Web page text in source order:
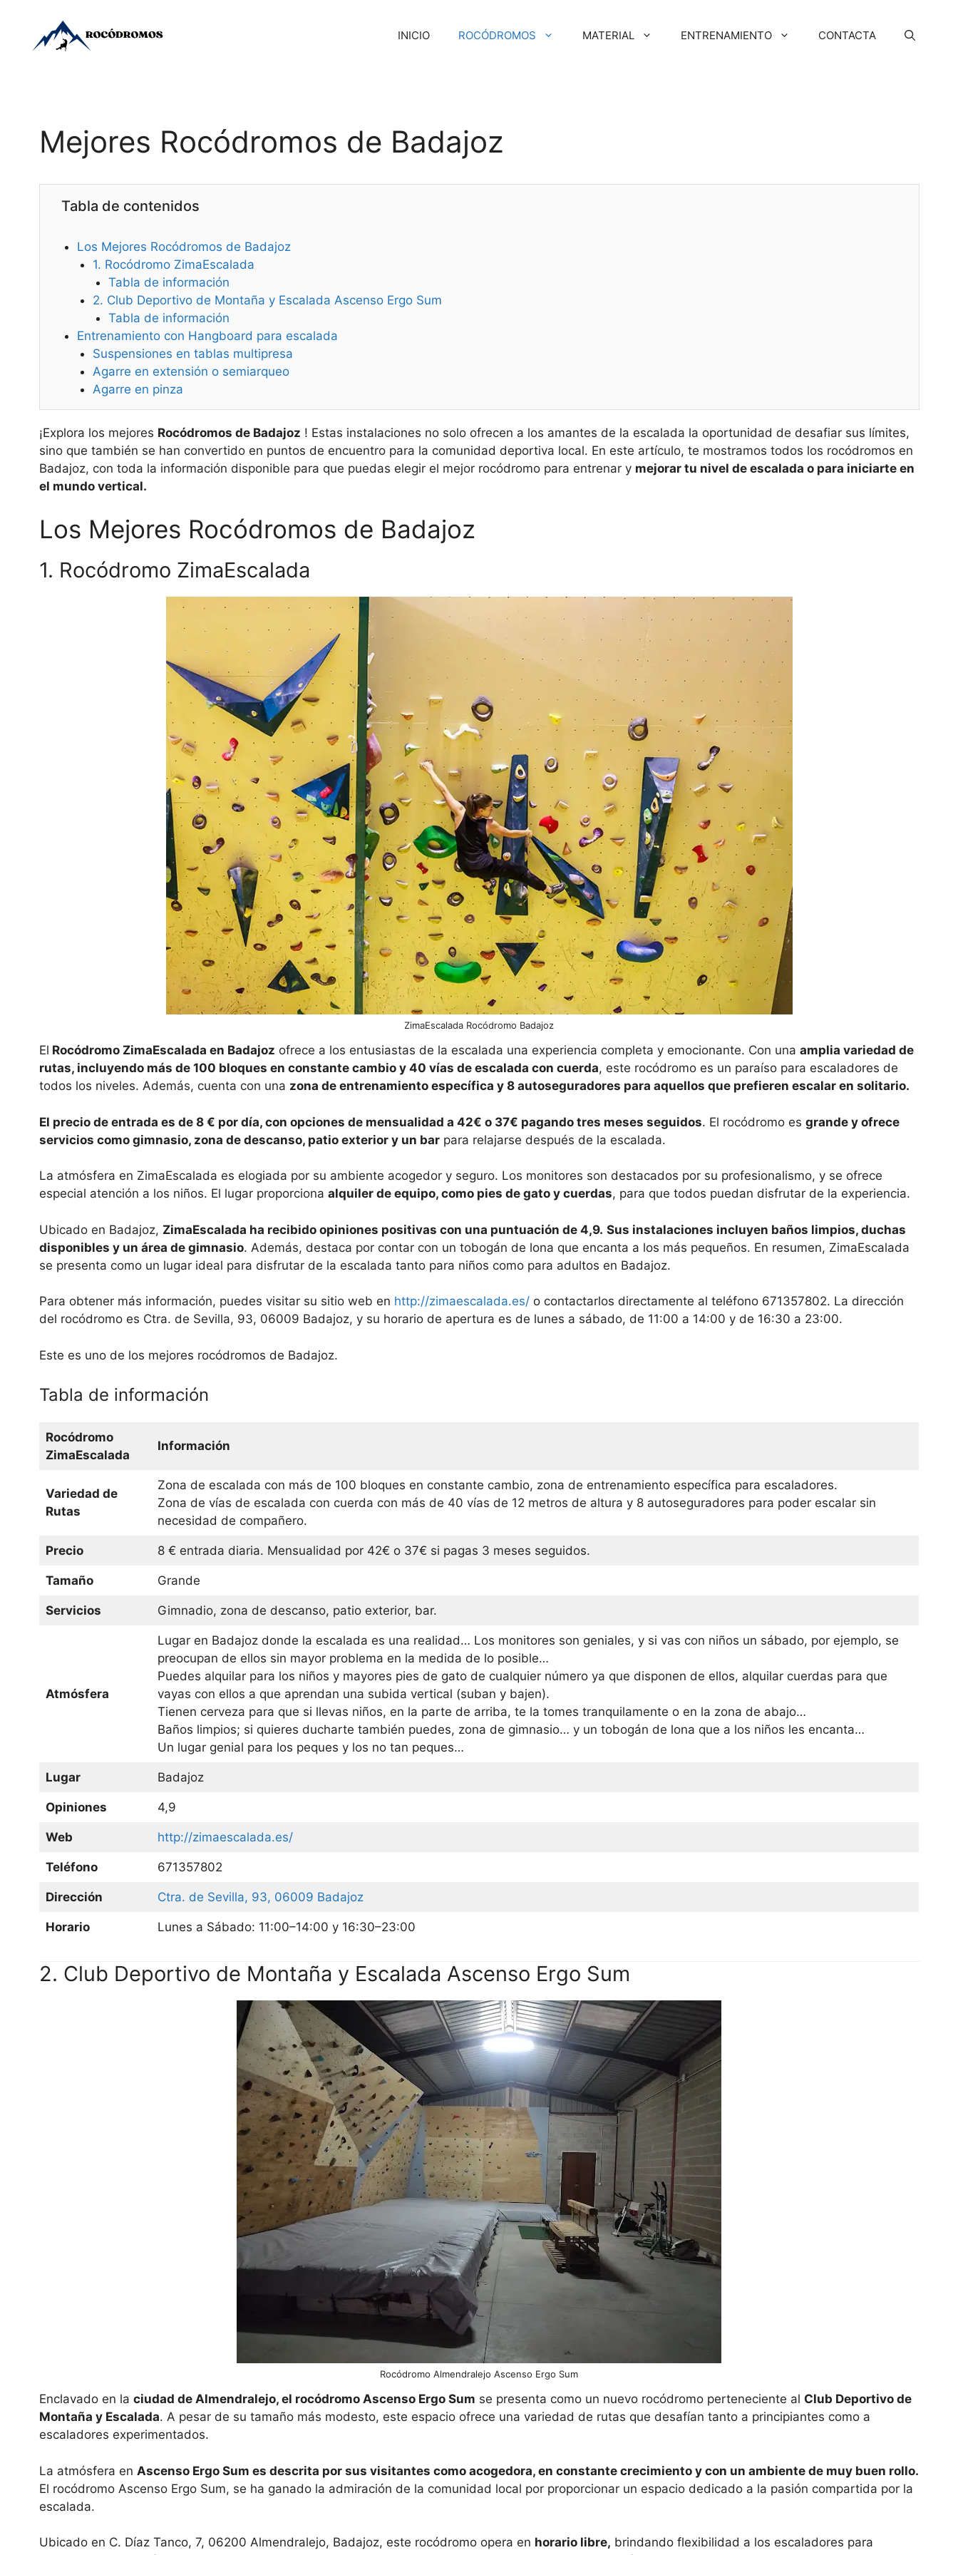
contenido
INICIO ROCÓDROMOS MATERIAL ENTRENAMIENTO CONTACTA
Mejores Rocódromos de Badajoz
Tabla de contenidos
Los Mejores Rocódromos de Badajoz
1. Rocódromo ZimaEscalada
Tabla de información
2. Club Deportivo de Montaña y Escalada Ascenso Ergo Sum
Tabla de información
Entrenamiento con Hangboard para escalada
Suspensiones en tablas multipresa
Agarre en extensión o semiarqueo
Agarre en pinza
¡Explora los mejores Rocódromos de Badajoz ! Estas instalaciones no solo ofrecen a los amantes de la escalada la oportunidad de desafiar sus límites,
sino que también se han convertido en puntos de encuentro para la comunidad deportiva local. En este artículo, te mostramos todos los rocódromos en
Badajoz, con toda la información disponible para que puedas elegir el mejor rocódromo para entrenar y mejorar tu nivel de escalada o para iniciarte en
el mundo vertical.
Los Mejores Rocódromos de Badajoz
1. Rocódromo ZimaEscalada
ZimaEscalada Rocódromo Badajoz
El Rocódromo ZimaEscalada en Badajoz ofrece a los entusiastas de la escalada una experiencia completa y emocionante. Con una amplia variedad de
rutas, incluyendo más de 100 bloques en constante cambio y 40 vías de escalada con cuerda, este rocódromo es un paraíso para escaladores de
todos los niveles. Además, cuenta con una zona de entrenamiento específica y 8 autoseguradores para aquellos que prefieren escalar en solitario.
El precio de entrada es de 8 € por día, con opciones de mensualidad a 42€ o 37€ pagando tres meses seguidos. El rocódromo es grande y ofrece
servicios como gimnasio, zona de descanso, patio exterior y un barpara relajarse después de la escalada.
La atmósfera en ZimaEscalada es elogiada por su ambiente acogedor y seguro. Los monitores son destacados por su profesionalismo, y se ofrece
especial atención a los niños. El lugar proporciona alquiler de equipo, como pies de gato y cuerdas, para que todos puedan disfrutar de la experiencia.
Ubicado en Badajoz, ZimaEscalada ha recibido opiniones positivas con una puntuación de 4,9. Sus instalaciones incluyen baños limpios, duchas
disponibles y un área de gimnasio. Además, destaca por contar con un tobogán de lona que encanta a los más pequeños. En resumen, ZimaEscalada
se presenta como un lugar ideal para disfrutar de la escalada tanto para niños como para adultos en Badajoz.
Para obtener más información, puedes visitar su sitio web en http://zimaescalada.es/o contactarlos directamente al teléfono 671357802. La dirección
del rocódromo es Ctra. de Sevilla, 93, 06009 Badajoz, y su horario de apertura es de lunes a sábado, de 11:00 a 14:00 y de 16:30 a 23:00.
Este es uno de los mejores rocódromos de Badajoz.
Tabla de información
Rocódromo
ZimaEscalada
Información
Variedad de
Rutas
Zona de escalada con más de 100 bloques en constante cambio, zona de entrenamiento específica para escaladores.
Zona de vías de escalada con cuerda con más de 40 vías de 12 metros de altura y 8 autoseguradores para poder escalar sin
necesidad de compañero.
Precio 8 € entrada diaria. Mensualidad por 42€ o 37€ si pagas 3 meses seguidos.
Tamaño Grande
Servicios Gimnadio, zona de descanso, patio exterior, bar.
Atmósfera
Lugar en Badajoz donde la escalada es una realidad… Los monitores son geniales, y si vas con niños un sábado, por ejemplo, se
preocupan de ellos sin mayor problema en la medida de lo posible…
Puedes alquilar para los niños y mayores pies de gato de cualquier número ya que disponen de ellos, alquilar cuerdas para que
vayas con ellos a que aprendan una subida vertical (suban y bajen).
Tienen cerveza para que si llevas niños, en la parte de arriba, te la tomes tranquilamente o en la zona de abajo…
Baños limpios; si quieres ducharte también puedes, zona de gimnasio… y un tobogán de lona que a los niños les encanta…
Un lugar genial para los peques y los no tan peques…
Lugar Badajoz
Opiniones 4,9
Web http://zimaescalada.es/
Teléfono 671357802
Dirección Ctra. de Sevilla, 93, 06009 Badajoz
Horario Lunes a Sábado: 11:00–14:00 y 16:30–23:00
2. Club Deportivo de Montaña y Escalada Ascenso Ergo Sum
Rocódromo Almendralejo Ascenso Ergo Sum
Enclavado en la ciudad de Almendralejo, el rocódromo Ascenso Ergo Sum se presenta como un nuevo rocódromo perteneciente al Club Deportivo de
Montaña y Escalada. A pesar de su tamaño más modesto, este espacio ofrece una variedad de rutas que desafían tanto a principiantes como a
escaladores experimentados.
La atmósfera en Ascenso Ergo Sum es descrita por sus visitantes como acogedora, en constante crecimiento y con un ambiente de muy buen rollo.
El rocódromo Ascenso Ergo Sum, se ha ganado la admiración de la comunidad local por proporcionar un espacio dedicado a la pasión compartida por la
escalada.
Ubicado en C. Díaz Tanco, 7, 06200 Almendralejo, Badajoz, este rocódromo opera en horario libre, brindando flexibilidad a los escaladores para